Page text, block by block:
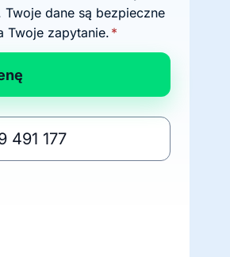
Twoje dane są bezpieczne
Twoje zapytanie.*
491 177